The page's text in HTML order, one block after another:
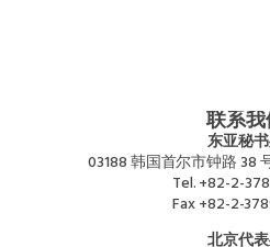
联系
东亚秘
03188 韩国首尔市钟路 38
Tel.+82-2-
Fax+82-2-
北京代